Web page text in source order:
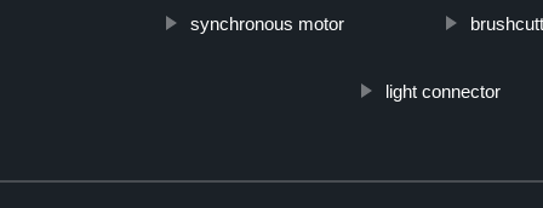
synchronous motor
light connector